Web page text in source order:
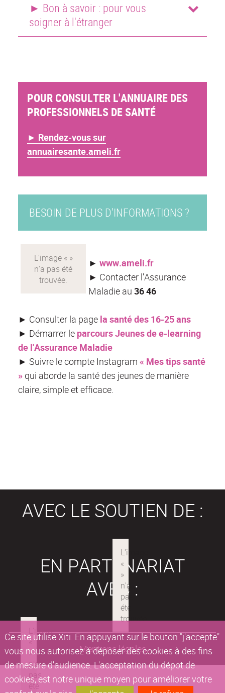
Ce site utilise Xiti. En appuyant sur le bouton "j'accepte"
vous nous autorisez à déposer des cookies à des fins
de mesure d'audience. L'acceptation du dépot de
cookies, est notre unique moyen pour améliorer votre
► Bon à savoir : pour vous
soigner à l'étranger
POUR CONSULTER L'ANNUAIRE DES
PROFESSIONNELS DE SANTÉ
► Rendez-vous sur
annuairesante.ameli.fr
BESOIN DE PLUS D'INFORMATIONS ?
► www.ameli.fr
► Contacter l'Assurance
Maladie au 36 46
► Consulter la page la santé des 16-25 ans
► Démarrer le parcours Jeunes de e-learning
de l'Assurance Maladie
► Suivre le compte Instagram « Mes tips santé
» qui aborde la santé des jeunes de manière
claire, simple et efficace.
AVEC LE SOUTIEN DE :
EN PARTENARIAT
AVEC :
Mentions légales